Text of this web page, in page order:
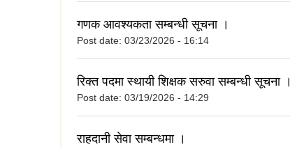
गणक आवश्यकता सम्बन्धी सूचना ।
Post date: 03/23/2026 - 16:14
रिक्त पदमा स्थायी शिक्षक सरुवा सम्बन्धी सूचना ।
Post date: 03/19/2026 - 14:29
राहदानी सेवा सम्बन्धमा ।